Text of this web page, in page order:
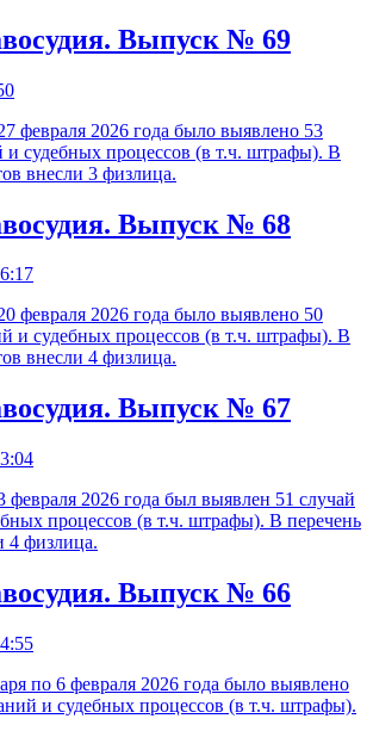
Выпуск № 69
февраля 2026 года было выявлено 53
и судебных процессов (в т.ч. штрафы). В
внесли 3 физлица.
Выпуск № 68
февраля 2026 года было выявлено 50
и судебных процессов (в т.ч. штрафы). В
внесли 4 физлица.
Выпуск № 67
февраля 2026 года был выявлен 51 случай
процессов (в т.ч. штрафы). В перечень
4 физлица.
Выпуск № 66
по 6 февраля 2026 года было выявлено
и судебных процессов (в т.ч. штрафы).